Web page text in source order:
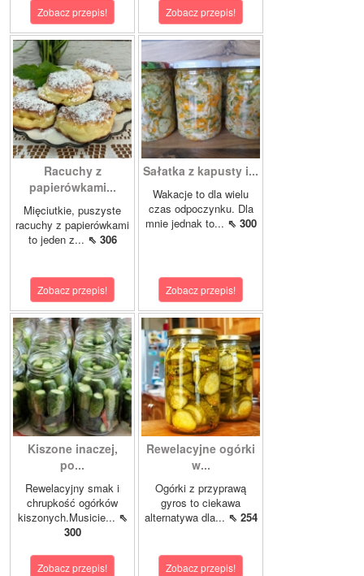
Zobacz przepis! Zobacz przepis!
Racuchy z
papierówkami...
Mięciutkie, puszyste
racuchy z papierówkami
to jeden z... ⇖ 306
Zobacz przepis!
Sałatka z kapusty i...
Wakacje to dla wielu
czas odpoczynku. Dla
mnie jednak to... ⇖ 300
Zobacz przepis!
Kiszone inaczej,
po...
Rewelacyjny smak i
chrupkość ogórków
kiszonych.Musicie... ⇖
300
Zobacz przepis!
Rewelacyjne ogórki
w...
Ogórki z przyprawą
gyros to ciekawa
alternatywa dla... ⇖ 254
Zobacz przepis!